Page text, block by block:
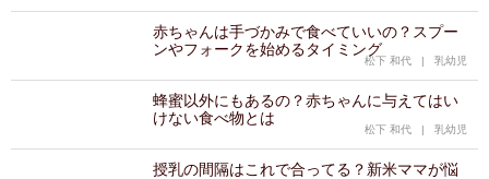
赤ちゃんは手づかみで食べていいの？スプー
ンやフォークを始めるタイミング
松下 和代 | 乳幼児
蜂蜜以外にもあるの？赤ちゃんに与えてはい
けない食べ物とは
松下 和代 | 乳幼児
授乳の間隔はこれで合ってる？新米ママが悩